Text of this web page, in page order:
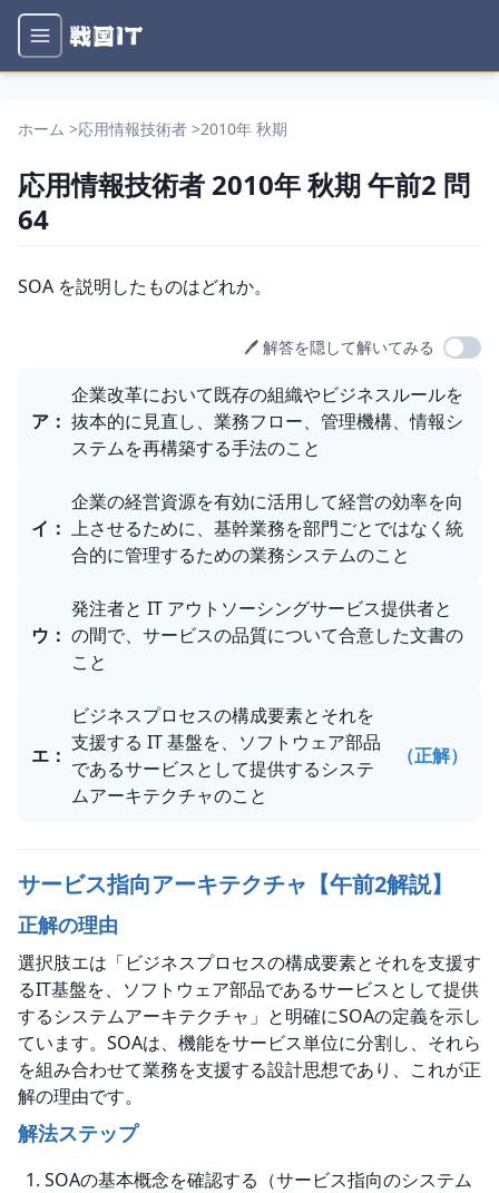
ホーム >応用情報技術者 >2010年 秋期
応用情報技術者 2010年 秋期午前2 問
64
問題文
SOA を説明したものはどれか。
🖊️ 解答を隠して解いてみる
選択肢
ア ：
企業改革において既存の組織やビジネスルールを
抜本的に見直し、業務フロー、管理機構、情報シ
ステムを再構築する手法のこと
イ ：
企業の経営資源を有効に活用して経営の効率を向
上させるために、基幹業務を部門ごとではなく統
合的に管理するための業務システムのこと
ウ ：
発注者と IT アウトソーシングサービス提供者と
の間で、サービスの品質について合意した文書の
こと
エ ：
ビジネスプロセスの構成要素とそれを
支援する IT 基盤を、ソフトウェア部品
であるサービスとして提供するシステ
ムアーキテクチャのこと
（正解）
サービス指向アーキテクチャ【午前2解説】
正解の理由
選択肢エは「ビジネスプロセスの構成要素とそれを支援す
るIT基盤を、ソフトウェア部品であるサービスとして提供
するシステムアーキテクチャ」と明確にSOAの定義を示し
ています。SOAは、機能をサービス単位に分割し、それら
を組み合わせて業務を支援する設計思想であり、これが正
解の理由です。
解法ステップ
SOAの基本概念を確認する（サービス指向のシステム